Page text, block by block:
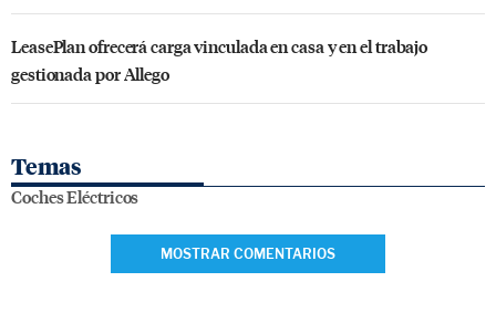
LeasePlan ofrecerá carga vinculada en casa y en el trabajo
gestionada por Allego
Temas
Coches Eléctricos
MOSTRAR COMENTARIOS